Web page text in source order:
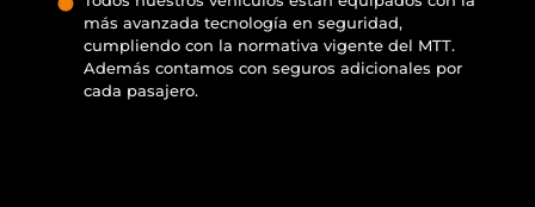
más avanzada tecnología en seguridad,
cumpliendo con la normativa vigente del MTT.
Además contamos con seguros adicionales por
cada pasajero.